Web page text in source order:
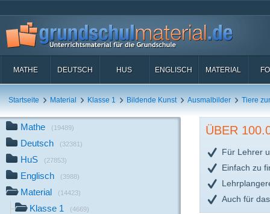
MATHE DEUTSCH HUS ENGLISCH MATERIAL
Startseite Material Klasse 1 Bildende Kunst Ausmalbilder Tiere
Mathe (19489)
Deutsch (32381)
HuS (27853)
Englisch (3988)
Material (14423)
Klasse 1 (4669)
ÜBER
Für Lehrer
Einfach zu
Auch für